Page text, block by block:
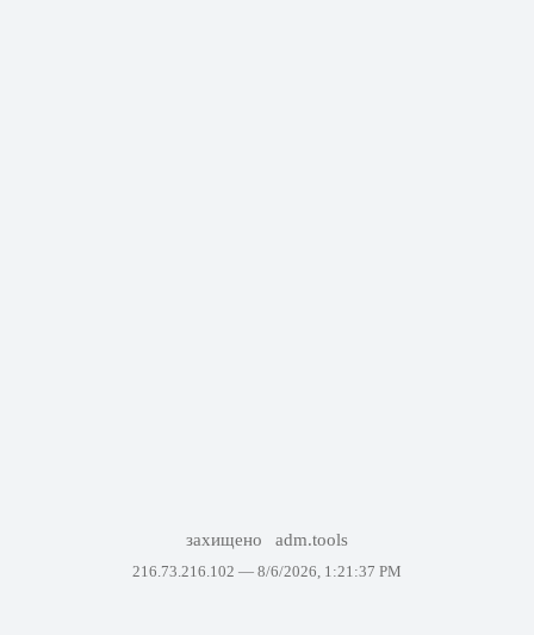
захищено adm.tools
216.73.216.102 — 8/6/2026, 1:21:37 PM